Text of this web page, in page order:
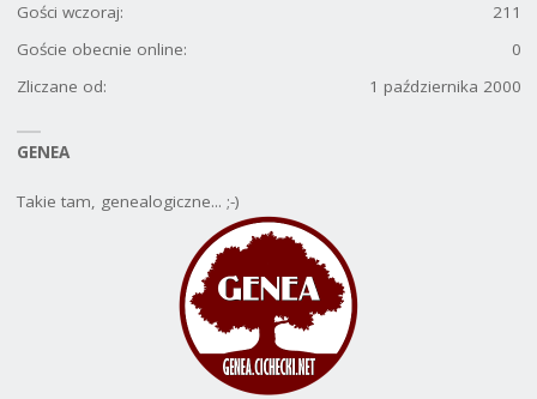
211
Gości wczoraj:
0
Goście obecnie online:
1 października 2000
Zliczane od:
GENEA
Takie tam, genealogiczne... ;-)